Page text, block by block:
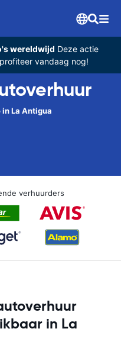
wereldwijd Deze actie
vandaag nog!
La Antigua
verhuurders
in La